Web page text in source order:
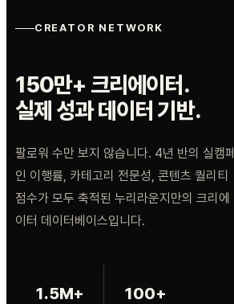
CREATOR NETWORK
150만+ 크리에이터.
실제 성과 데이터 기반.
팔로워 수만 보지 않습니다. 4년 반의 실캠페
인 이행률, 카테고리 전문성, 콘텐츠 퀄리티
점수가 모두 축적된 누리라운지만의 크리에
이터 데이터베이스입니다.
1.5M+ 100+